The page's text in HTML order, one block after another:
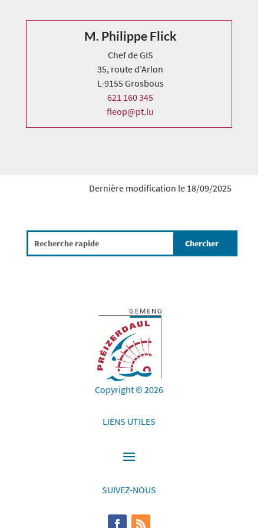
M. Philippe Flick
Chef de GIS
35, route d’Arlon
L-9155 Grosbous
621 160 345
fleop@pt.lu
Dernière modification le 18/09/2025
Copyright © 2026
LIENS UTILES
SUIVEZ-NOUS